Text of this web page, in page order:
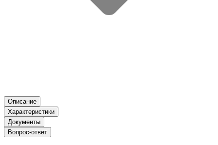
Описание
Характеристики
Документы
Вопрос-ответ